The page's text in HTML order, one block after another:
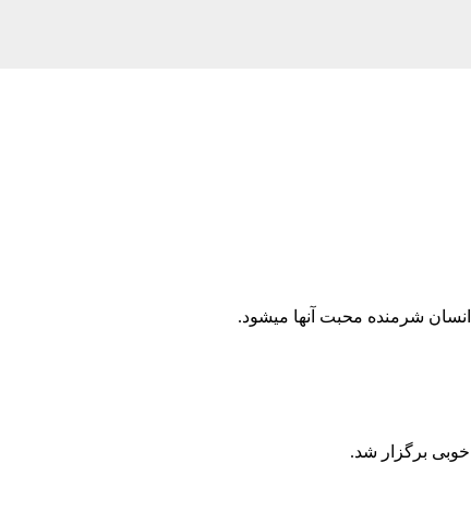
شرمنده محبت آنها میشود.
برگزار شد.